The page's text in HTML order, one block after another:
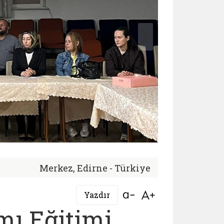
Merkez, Edirne - Türkiye
Yazdır Bağlantıyı aç